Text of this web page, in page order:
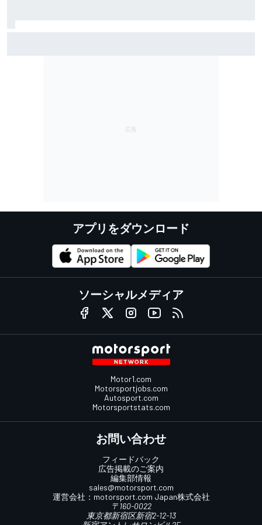
アプリをダウンロード
ソーシャルメディア
Motor1.com
Motorsportjobs.com
Autosport.com
Motorsportstats.com
お問い合わせ
フィードバック
広告掲載のご案内
編集部情報
sales@motorsport.com
運営会社： motorsport.com Japan株式会社
〒160-0022
東京都新宿区新宿2-12-13